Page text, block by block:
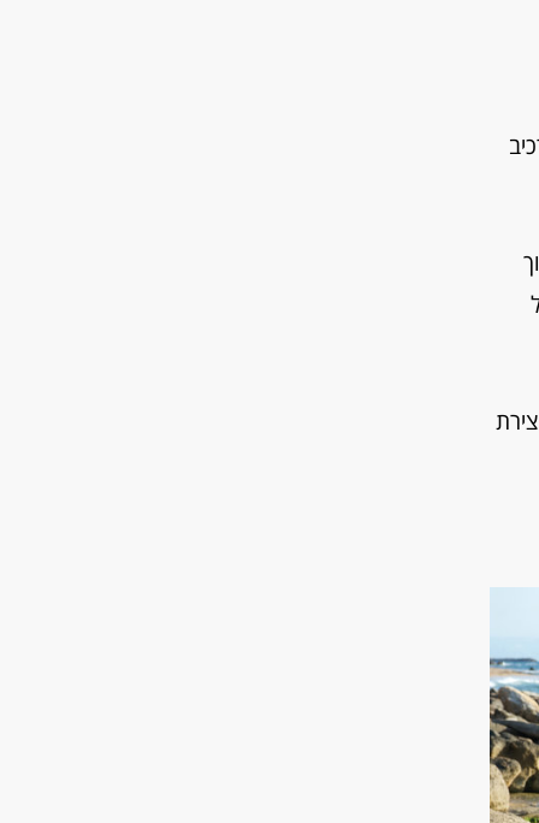
להיות מרכיב